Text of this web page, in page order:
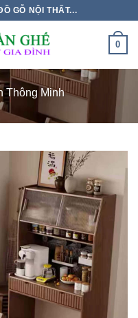
GỖ NỘI THẤT...
0
Thông Minh